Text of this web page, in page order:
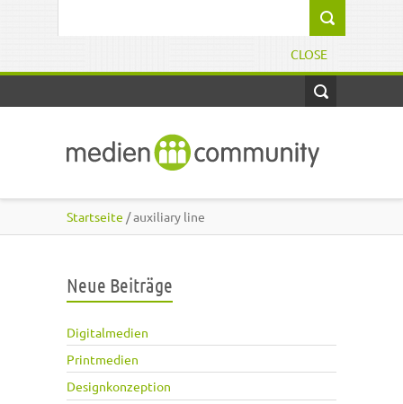
CLOSE
Startseite / auxiliary line
Neue Beiträge
Digitalmedien
Printmedien
Designkonzeption